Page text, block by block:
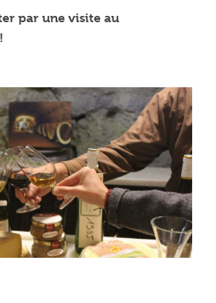
par une visite au